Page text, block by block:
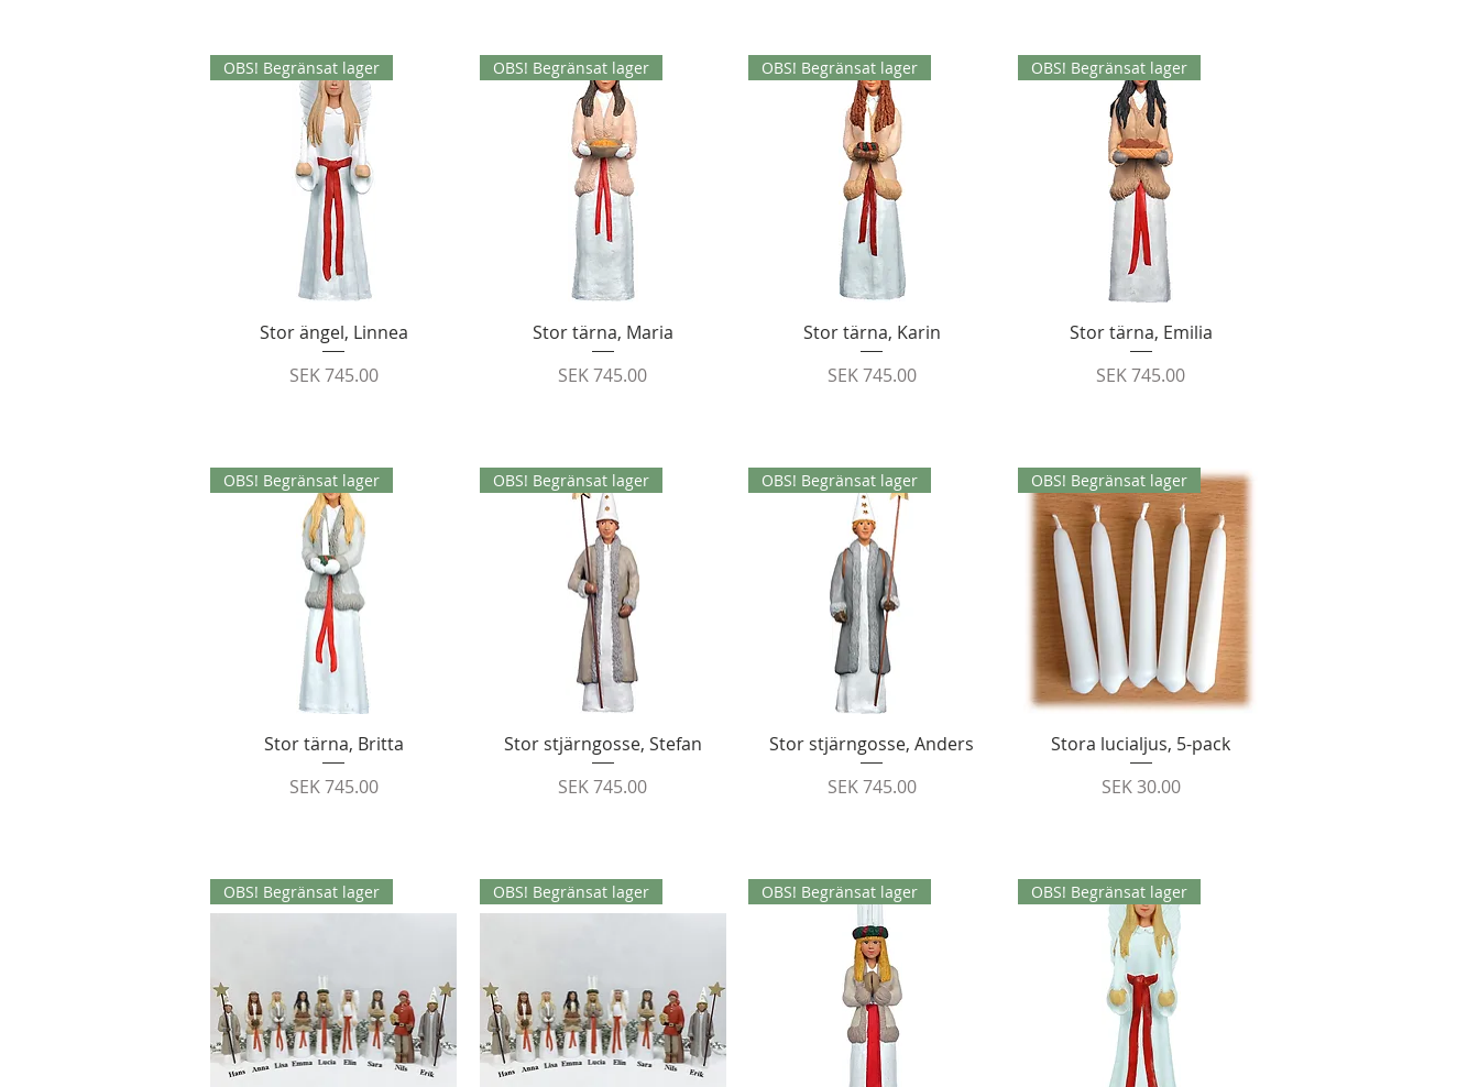
Quick View
OBS! Begränsat lager
Stor ängel, Linnea
Price
SEK 745.00
Quick View
OBS! Begränsat lager
Stor tärna, Maria
Price
SEK 745.00
Quick View
OBS! Begränsat lager
Stor tärna, Karin
Price
SEK 745.00
Quick View
OBS! Begränsat lager
Stor tärna, Emilia
Price
SEK 745.00
Quick View
OBS! Begränsat lager
Stor tärna, Britta
Price
SEK 745.00
Quick View
OBS! Begränsat lager
Stor stjärngosse, Stefan
Price
SEK 745.00
Quick View
OBS! Begränsat lager
Stor stjärngosse, Anders
Price
SEK 745.00
Quick View
OBS! Begränsat lager
Stora lucialjus, 5-pack
Price
SEK 30.00
OBS! Begränsat lager OBS! Begränsat lager OBS! Begränsat lager OBS! Begränsat lager